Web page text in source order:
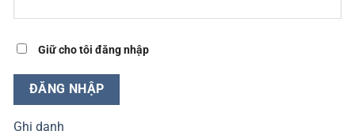
Giữ cho tôi đăng nhập
ĐĂNG NHẬP
Ghi danh